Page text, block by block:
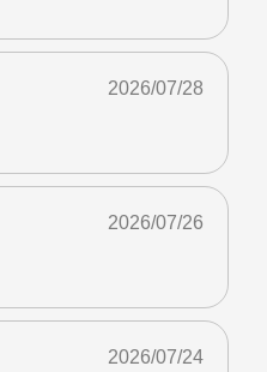
2026/07/28
2026/07/26
2026/07/24